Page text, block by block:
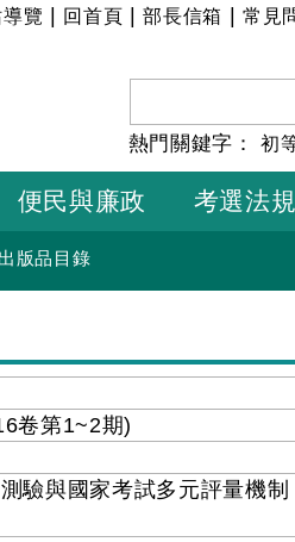
覽 回首頁 |部長信箱 常見
熱門關鍵字：初
便民與廉政 考選法規
出版品目錄
卷第1~2期)
驗與國家考試多元評量機